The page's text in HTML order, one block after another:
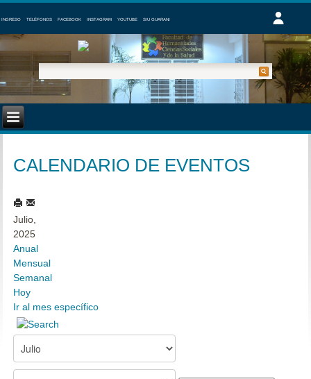
INGRESO TELÉFONOS FACEBOOK INSTAGRAM YOUTUBE SIU GUARANI
CALENDARIO DE EVENTOS
Julio,
2025
Anual
Mensual
Semanal
Hoy
Ir al mes específico